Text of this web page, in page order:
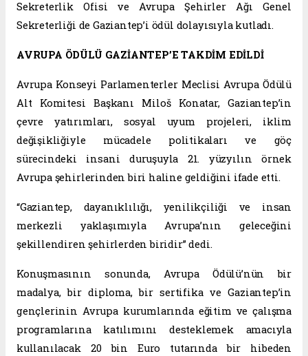
Sekreterlik Ofisi ve Avrupa Şehirler Ağı Genel
Sekreterliği de Gaziantep’i ödül dolayısıyla kutladı.
AVRUPA ÖDÜLÜ GAZİANTEP’E TAKDİM EDİLDİ
Avrupa Konseyi Parlamenterler Meclisi Avrupa Ödülü
Alt Komitesi Başkanı Miloš Konatar, Gaziantep’in
çevre yatırımları, sosyal uyum projeleri, iklim
değişikliğiyle mücadele politikaları ve göç
sürecindeki insani duruşuyla 21. yüzyılın örnek
Avrupa şehirlerinden biri haline geldiğini ifade etti.
“Gaziantep, dayanıklılığı, yenilikçiliği ve insan
merkezli yaklaşımıyla Avrupa’nın geleceğini
şekillendiren şehirlerden biridir” dedi.
Konuşmasının sonunda, Avrupa Ödülü’nün bir
madalya, bir diploma, bir sertifika ve Gaziantep’in
gençlerinin Avrupa kurumlarında eğitim ve çalışma
programlarına katılımını desteklemek amacıyla
kullanılacak 20 bin Euro tutarında bir hibeden